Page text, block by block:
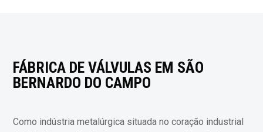
FÁBRICA DE VÁLVULAS EM SÃO
BERNARDO DO CAMPO
Como indústria metalúrgica situada no coração industrial